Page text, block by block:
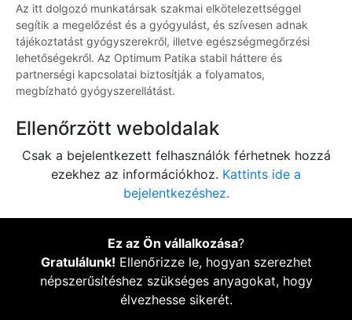
Az itt dolgozó munkatársak szakmai elkötelezettséggel
segítik a megelőzést és a gyógyulást, és szívesen adnak
tájékoztatást gyógyszerekről, illetve egészségmegőrzési
lehetőségekről. Az Optimum Patika stabil háttere és
partnerségi kapcsolatai biztosítják a folyamatos,
megbízható gyógyszerellátást.
Ellenőrzött weboldalak
Csak a bejelentkezett felhasználók férhetnek hozzá
ezekhez az információkhoz. Kattints ide a
bejelentkezéshez.
Ez az Ön vállalkozása?
Gratulálunk! Ellenőrizze le, hogyan szerezhet
népszerűsítéshez szükséges anyagokat, hogy
élvezhesse sikerét.